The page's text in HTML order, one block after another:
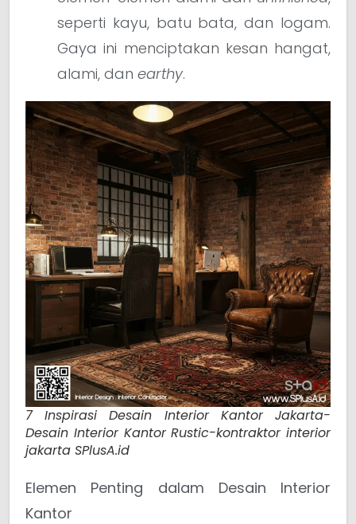
seperti kayu, batu bata, dan logam.
Gaya ini menciptakan kesan hangat,
alami, dan earthy.
7 Inspirasi Desain Interior Kantor Jakarta-
Desain Interior Kantor Rustic-kontraktor interior
jakarta SPlusA.id
Elemen Penting dalam Desain Interior
Kantor